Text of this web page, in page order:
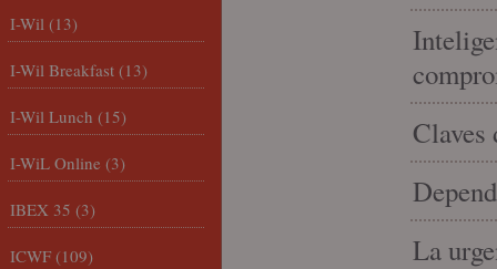
Claves
La
I-Wil (13)
I-Wil Breakfast (13)
I-Wil Lunch (15)
I-WiL Online (3)
IBEX 35 (3)
ICWF (109)